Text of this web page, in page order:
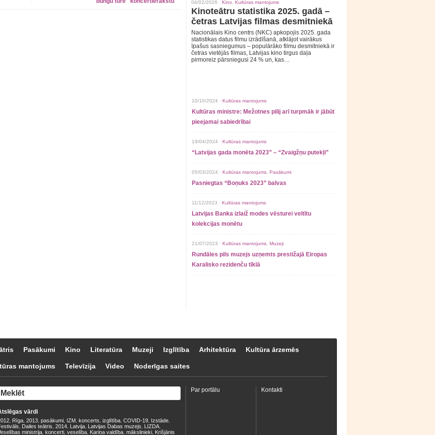
04/02/2026 · Kino Kultūras mantojums
Kinoteātru statistika 2025. gadā –
četras Latvijas filmas desmitniekā
Nacionālais Kino centrs (NKC) apkopojis 2025. gada
statistikas datus filmu izrādīšanā, atklājot vairākus
īpašus sasniegumus – populārāko filmu desmitniekā ir
četras vietējās filmas, Latvijas kino tirgus daļa
pirmoreiz pārsniegusi 24 % un, kas…
10/10/2024 · Kultūras mantojums
Kultūras ministre: Mežotnes pilij arī turpmāk ir jābūt
pieejamai sabiedrībai
19/04/2024 · Kultūras mantojums
“Latvijas gada monēta 2023” – “Zvaigžņu putekļi”
05/03/2024 · Kultūras mantojums Pasākumi
Pasniegtas “Boņuks 2023” balvas
11/12/2023 · Kultūras mantojums
Latvijas Banka izlaiž modes vēsturei veltītu
kolekcijas monētu
21/07/2023 · Kultūras mantojums Muzeji
Rundāles pils muzejs uzņemts prestižajā Eiropas
Karalisko rezidenču tīklā
Pasākumi Kino Literatūra Muzeji Izglītība Arhitektūra Kultūra ārzemēs
mantojums Televīzija Video Noderīgas saites
vārdi
Rīga 2013 pasākumi IZM koncerts izglītība COVID-19 Izstāde
Dailes teātris 2014 Latvija Latvijas Dabas muzejs LIZDA
ministrija koncerti veselība Kariņa valdība mākslinieki Krišjānis
Par portālu Kontakti